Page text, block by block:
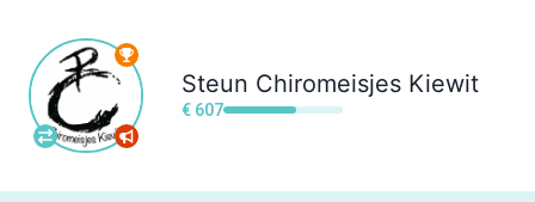
Steun Chiromeisjes Kiewit
€ 607